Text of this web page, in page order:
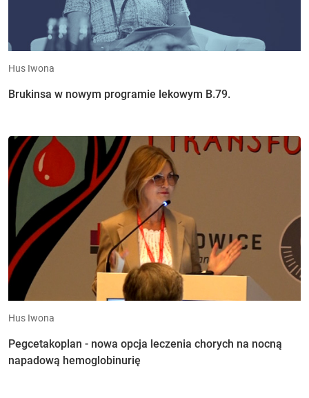
Hus Iwona
Brukinsa w nowym programie lekowym B.79.
Hus Iwona
Pegcetakoplan - nowa opcja leczenia chorych na nocną
napadową hemoglobinurię